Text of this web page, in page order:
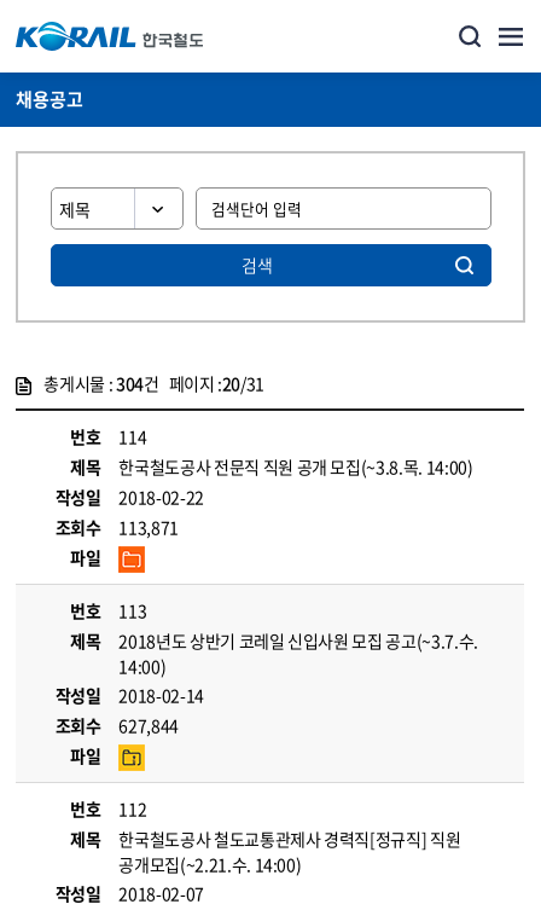
채용공고
검색
총게시물 :304건 페이지 :20/31
번호
114
제목
한국철도공사 전문직 직원 공개 모집(~3.8.목. 14:00)
작성일
2018-02-22
조회수
113,871
파일
번호
113
제목
2018년도 상반기 코레일 신입사원 모집 공고(~3.7.수.
14:00)
작성일
2018-02-14
조회수
627,844
파일
번호
112
제목
한국철도공사 철도교통관제사 경력직[정규직] 직원
공개모집(~2.21.수. 14:00)
작성일
2018-02-07